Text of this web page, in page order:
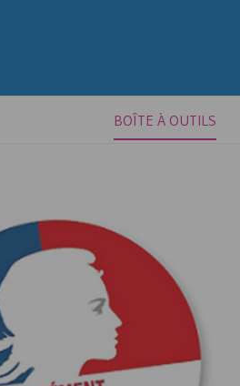
BOÎTE À OUTILS